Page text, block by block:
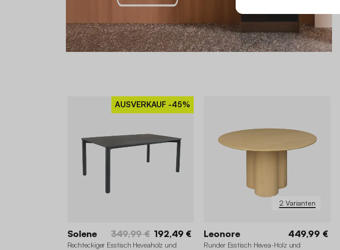
AUSVERKAUF -45%
Solene 349,99 € 192,49 €
Rechteckiger Esstisch Heveaholz und
2 Varianten
Leonore 449,99 €
Runder Esstisch Hevea-Holz und